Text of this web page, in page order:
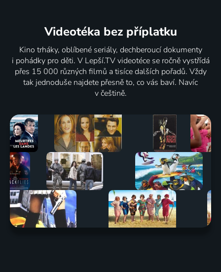
Videotéka bez příplatku
Kino trháky, oblíbené seriály, dechberoucí dokumenty
i pohádky pro děti. V Lepší.TV videotéce se ročně vystřídá
přes 15 000 různých filmů a tisíce dalších pořadů. Vždy
tak jednoduše najdete přesně to, co vás baví. Navíc
v češtině.